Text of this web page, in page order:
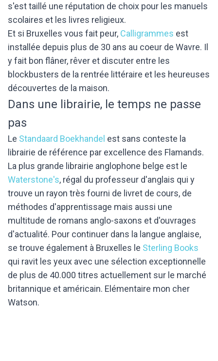
s'est taillé une réputation de choix pour les manuels
scolaires et les livres religieux.
Et si Bruxelles vous fait peur, Calligrammes est
installée depuis plus de 30 ans au coeur de Wavre. Il
y fait bon flâner, rêver et discuter entre les
blockbusters de la rentrée littéraire et les heureuses
découvertes de la maison.
Dans une librairie, le temps ne passe
pas
Le Standaard Boekhandel est sans conteste la
librairie de référence par excellence des Flamands.
La plus grande librairie anglophone belge est le
Waterstone's, régal du professeur d'anglais qui y
trouve un rayon très fourni de livret de cours, de
méthodes d'apprentissage mais aussi une
multitude de romans anglo-saxons et d'ouvrages
d'actualité. Pour continuer dans la langue anglaise,
se trouve également à Bruxelles le Sterling Books
qui ravit les yeux avec une sélection exceptionnelle
de plus de 40.000 titres actuellement sur le marché
britannique et américain. Elémentaire mon cher
Watson.